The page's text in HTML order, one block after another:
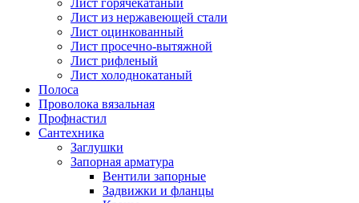
Лист горячекатаный
Лист из нержавеющей стали
Лист оцинкованный
Лист просечно-вытяжной
Лист рифленый
Лист холоднокатаный
Полоса
Проволока вязальная
Профнастил
Сантехника
Заглушки
Запорная арматура
Вентили запорные
Задвижки и фланцы